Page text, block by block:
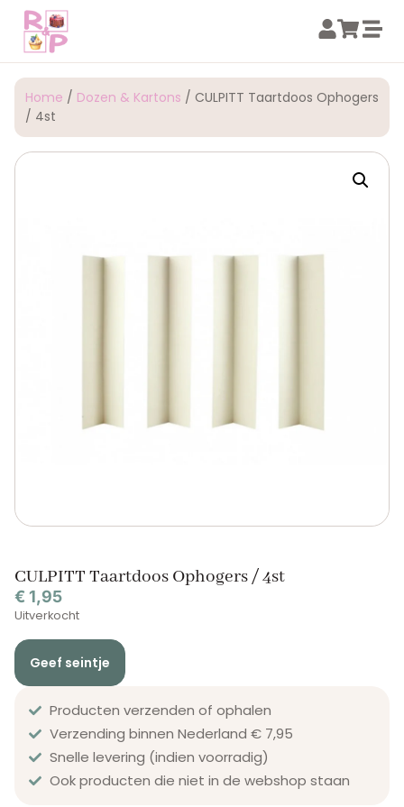
Home / Dozen & Kartons / CULPITT Taartdoos Ophogers
/ 4st
CULPITT Taartdoos Ophogers / 4st
€ 1,95
Uitverkocht
Geef seintje
Producten verzenden of ophalen
Verzending binnen Nederland € 7,95
Snelle levering (indien voorradig)
Ook producten die niet in de webshop staan​